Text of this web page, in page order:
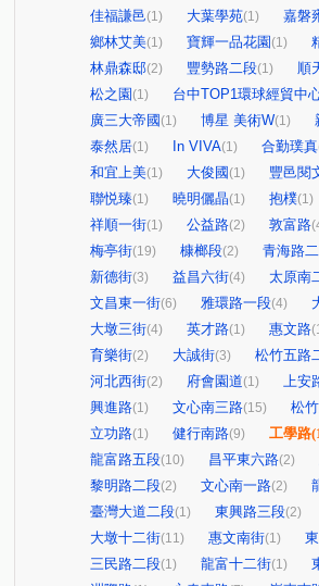
佳福謙邑(1) 大葉學苑(1) 嘉磐
鄉林艾美(1) 寶輝一品花園 (1)
林鼎森邸(2) 豐勢路二段(1) 順
松之園 (1) 台中TOP1環球經貿中
廣三大帝國 (1) 博星 美術W(1)
泰然居(1) In VIVA(1) 合勤璞真
和宜上美(1) 大俊國 (1) 豐邑閱
聯悦臻(1) 曉明儷晶(1) 抱樸(1)
祥順一街(1) 公益路(2) 敦富路
梅亭街(19) 槺榔段(2) 青海路
新德街(3) 益昌六街(4) 太原南
文昌東一街(6) 雅環路一段(4)
大墩三街(4) 英才路(1) 惠文路
育樂街(2) 大誠街(3) 松竹五路
河北西街(2) 府會園道(1) 上安
興進路(1) 文心南三路(15) 松
立功路(1) 健行南路(9) 工學路
龍富路五段(10) 昌平東六路(2)
黎明路二段(2) 文心南一路(2)
臺灣大道二段(1) 東興路三段(2)
大墩十二街(11) 惠文南街(1)
三民路二段(1) 龍富十二街(1)